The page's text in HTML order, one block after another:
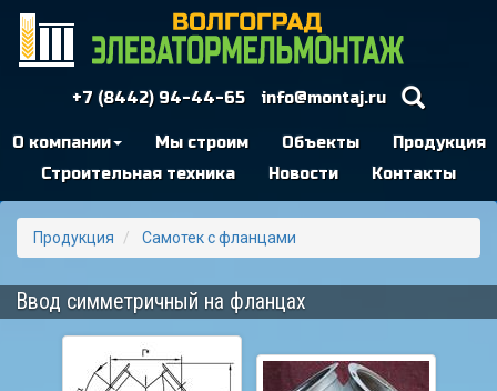
+7 (8442) 94-44-65 info@montaj.ru
О компании Мы строим Объекты
Продукция
Строительная техника
Новости Контакты
Продукция Самотек с фланцами
Ввод симметричный на фланцах